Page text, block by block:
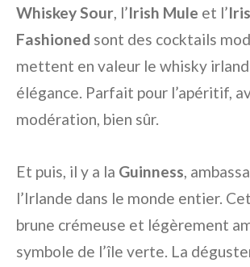
Whiskey Sour, l’Irish Mule et l’
Fashioned sont des cocktails
mettent en valeur le whisky
élégance. Parfait pour l’apéritif,
modération, bien sûr.
Et puis, il y a la Guinness,
l’Irlande dans le monde entier.
brune crémeuse et légèrement
symbole de l’île verte. La